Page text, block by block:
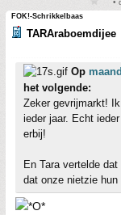
•
FOK!-Schrikkelbaas
TARAraboemdijee
Op
het volgende:
Zeker gevrijmarkt!
ieder jaar. Echt
erbij!
En Tara vertelde
dat onze nietzie hun